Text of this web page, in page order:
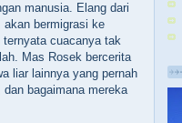
manusia. Elang dari
akan bermigrasi ke
cuacanya tak
Mas Rosek bercerita
liar lainnya yang pernah
bagaimana mereka